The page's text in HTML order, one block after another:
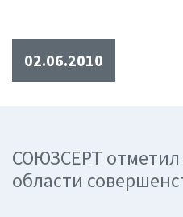
02.06.2010
СОЮЗСЕРТ отметил
области